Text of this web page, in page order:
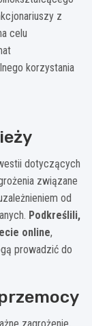
z
celu
korzystania
dotyczących
związane
od
Podkreślili,
online,
prowadzić do